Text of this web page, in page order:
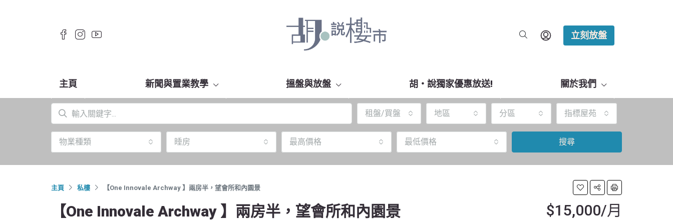
立刻放盤
主頁 新聞與置業教學 搵盤與放盤 胡‧說獨家優惠放送! 關於我們
租盤/買盤 地區 分區 指標屋苑
物業種類 睡房 最高價格 最低價格 搜尋
主頁 私樓 【One Innovale Archway 】兩房半，望會所和內園景
【One Innovale Archway 】兩房半，望會所和內園景 $15,000/月